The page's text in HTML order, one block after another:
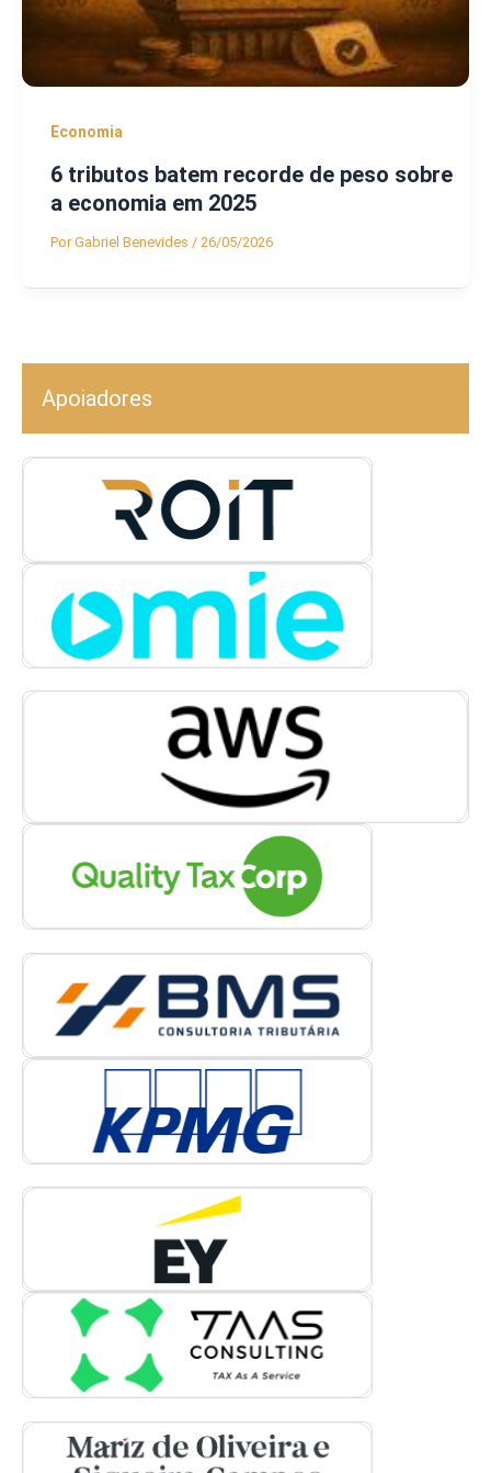
Economia
6 tributos batem recorde de peso sobre
a economia em 2025
PorGabriel Benevides / 26/05/2026
Apoiadores